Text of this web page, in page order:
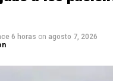
6 horas on agosto 7, 2026